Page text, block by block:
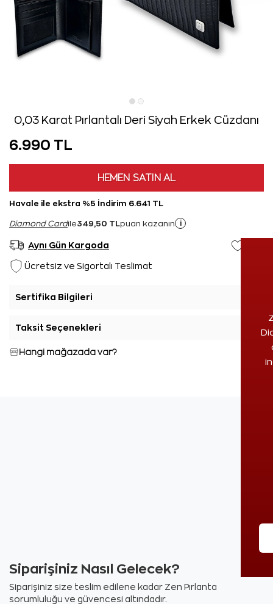
0,03 Karat Pırlantalı Deri Siyah Erkek Cüzdanı
6.990 TL
HEMEN SATIN AL
Havale ile ekstra %5 İndirim 6.641 TL
Diamond Cardile349,50 TL puan kazanın i
Aynı Gün Kargoda
Ücretsiz ve Sigortalı Teslimat
Sertifika Bilgileri
Taksit Seçenekleri
Hangi mağazada var?
Siparişiniz Nasıl Gelecek?
Siparişiniz size teslim edilene kadar Zen Pırlanta
sorumluluğu ve güvencesi altındadır.